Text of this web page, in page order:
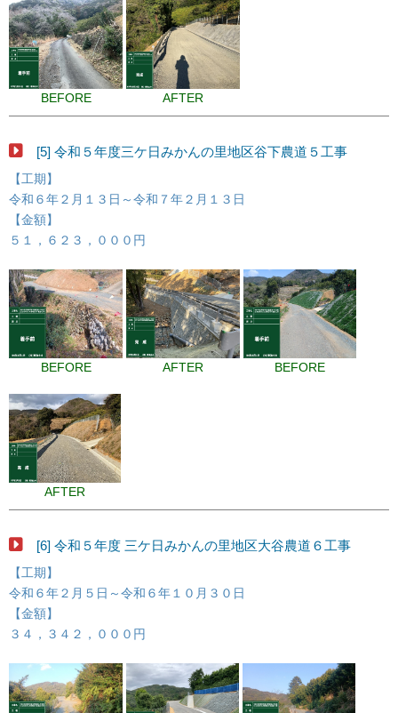
BEFORE AFTER
[5] 令和５年度三ケ日みかんの里地区谷下農道５工事
【工期】
令和６年２月１３日～令和７年２月１３日
【金額】
５１，６２３，０００円
BEFORE AFTER BEFORE
AFTER
[6] 令和５年度 三ケ日みかんの里地区大谷農道６工事
【工期】
令和６年２月５日～令和６年１０月３０日
【金額】
３４，３４２，０００円